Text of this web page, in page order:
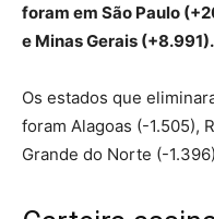
foram em São Paulo
e Minas Gerais (+8.991).
Os estados que
foram Alagoas (-1.505),
Grande do Norte (-